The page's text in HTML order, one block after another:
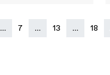
… 7 … 13 … 18